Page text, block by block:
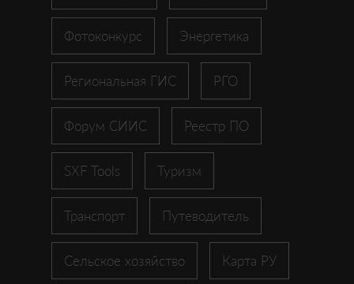
Фотоконкурс Энергетика
Региональная ГИС РГО
Форум СИИС Реестр ПО
SXF Tools Туризм
Транспорт Путеводитель
Сельское хозяйство Карта РУ